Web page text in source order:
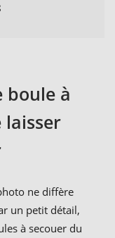
boule à
laisser
ne diffère
un petit détail,
à secouer du